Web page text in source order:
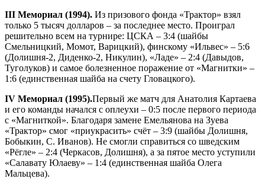
III Мемориал (1994). Из призового фонда «Трактор» взял
только 5 тысяч долларов – за последнее место. Проиграл
решительно всем на турнире: ЦСКА – 3:4 (шайбы
Смельницкий, Момот, Варицкий), финскому «Ильвес» – 5:6
(Долишня-2, Диденко-2, Никулин), «Ладе» – 2:4 (Давыдов,
Туголуков) и самое болезненное поражение от «Магнитки» –
1:6 (единственная шайба на счету Гловацкого).
IV Мемориал (1995).Первый же матч для Анатолия Картаева
и его команды начался с оплеухи – 0:5 после первого периода
с «Магниткой». Благодаря замене Емельянова на Зуева
«Трактор» смог «приукрасить» счёт – 3:9 (шайбы Долишня,
Бобыкин, С. Иванов). Не смогли справиться со шведским
«Рёгле» – 2:4 (Черкасов, Долишня), а за пятое место уступили
«Салавату Юлаеву» – 1:4 (единственная шайба Олега
Мальцева).